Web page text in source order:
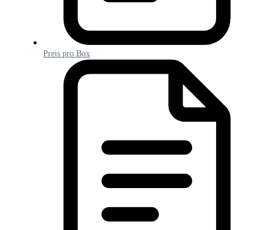
Preis pro Box